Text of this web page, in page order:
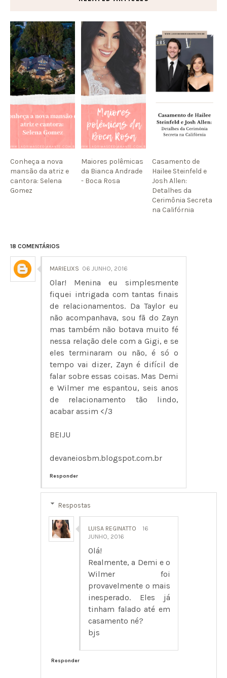
Conheça a nova
mansão da atriz e
cantora: Selena
Gomez
Maiores polêmicas
da Bianca Andrade
- Boca Rosa
Casamento de
Hailee Steinfeld e
Josh Allen:
Detalhes da
Cerimônia Secreta
na Califórnia
18 COMENTÁRIOS
MARIELIXS 06 JUNHO, 2016
Olar! Menina eu simplesmente
fiquei intrigada com tantas finais
de relacionamentos. Da Taylor eu
não acompanhava, sou fã do Zayn
mas também não botava muito fé
nessa relação dele com a Gigi, e se
eles terminaram ou não, é só o
tempo vai dizer, Zayn é difícil de
falar sobre essas coisas. Mas Demi
e Wilmer me espantou, seis anos
de relacionamento tão lindo,
acabar assim </3
BEIJU
devaneiosbm.blogspot.com.br
Responder
Respostas
LUISA REGINATTO
16
JUNHO, 2016
Olá!
Realmente, a Demi e o
Wilmer foi
provavelmente o mais
inesperado. Eles já
tinham falado até em
casamento né?
bjs
Responder